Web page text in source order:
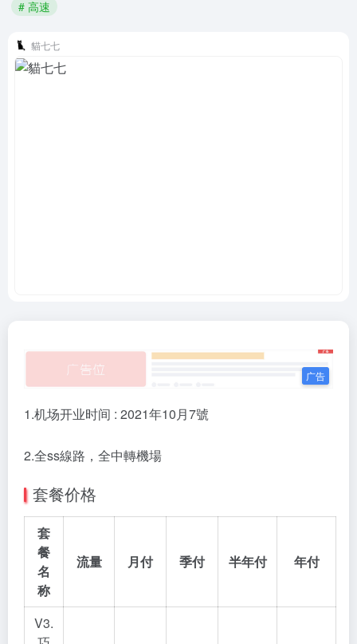
# 高速
貓七七
1.机场开业时间 : 2021年10月7號
2.全ss線路，全中轉機場
套餐价格
套
餐
名
称
流量 月付 季付 半年付 年付
V3.